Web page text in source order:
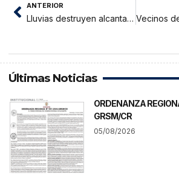
ANTERIOR
Lluvias destruyen alcantarilla e interrumpen carretera a Jepelacio
Últimas Noticias
ORDENANZA
GRSM/CR
05/08/2026